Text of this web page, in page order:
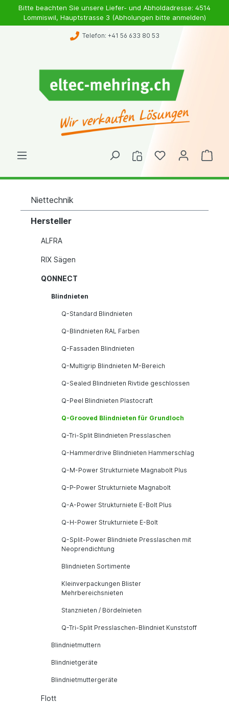
Bitte beachten Sie unsere Liefer- und Abholdadresse: 4514
Lommiswil, Hauptstrasse 3 (Abholungen bitte anmelden)
Telefon: +41 56 633 80 53
Niettechnik
Hersteller
ALFRA
RIX Sägen
QONNECT
Blindnieten
Q-Standard Blindnieten
Q-Blindnieten RAL Farben
Q-Fassaden Blindnieten
Q-Multigrip Blindnieten M-Bereich
Q-Sealed Blindnieten Rivtide geschlossen
Q-Peel Blindnieten Plastocraft
Q-Grooved Blindnieten für Grundloch
Q-Tri-Split Blindnieten Presslaschen
Q-Hammerdrive Blindnieten Hammerschlag
Q-M-Power Strukturniete Magnabolt Plus
Q-P-Power Strukturniete Magnabolt
Q-A-Power Strukturniete E-Bolt Plus
Q-H-Power Strukturniete E-Bolt
Q-Split-Power Blindniete Presslaschen mit
Neoprendichtung
Blindnieten Sortimente
Kleinverpackungen Blister
Mehrbereichsnieten
Stanznieten / Bördelnieten
Q-Tri-Split Presslaschen-Blindniet Kunststoff
Blindnietmuttern
Blindnietgeräte
Blindnietmuttergeräte
Flott